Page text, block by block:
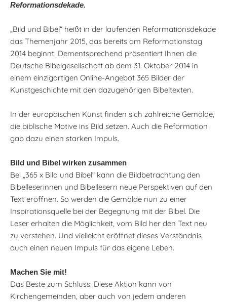
Reformationsdekade.
„Bild und Bibel“ heißt in der laufenden Reformationsdekade
das Themenjahr 2015, das bereits am Reformationstag
2014 beginnt. Dementsprechend präsentiert Ihnen die
Deutsche Bibelgesellschaft ab dem 31. Oktober 2014 in
einem einzigartigen Online-Angebot 365 Bilder der
Kunstgeschichte mit den dazugehörigen Bibeltexten.
In der europäischen Kunst finden sich zahlreiche Gemälde,
die biblische Motive ins Bild setzen. Auch die Reformation
gab dazu einen starken Impuls.
Bild und Bibel wirken zusammen
Bei „365 x Bild und Bibel“ kann die Bildbetrachtung den
Bibelleserinnen und Bibellesern neue Perspektiven auf den
Text eröffnen. So werden die Gemälde nun zu einer
Inspirationsquelle bei der Begegnung mit der Bibel. Die
Leser erhalten die Möglichkeit, vom Bild her den Text neu
zu verstehen. Und vielleicht eröffnet dieses Verständnis
auch einen neuen Impuls für das eigene Leben.
Machen Sie mit!
Das Beste zum Schluss: Diese Aktion kann von
Kirchengemeinden, aber auch von jedem anderen